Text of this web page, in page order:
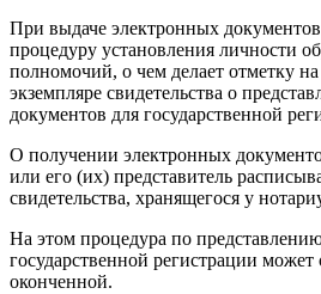
При выдаче электронных
процедуру установления личности
полномочий, о чем делает отметку
экземпляре свидетельства о
документов для государственной
О получении электронных
или его (их) представитель
свидетельства, хранящегося у
На этом процедура по
государственной регистрации может
оконченной.